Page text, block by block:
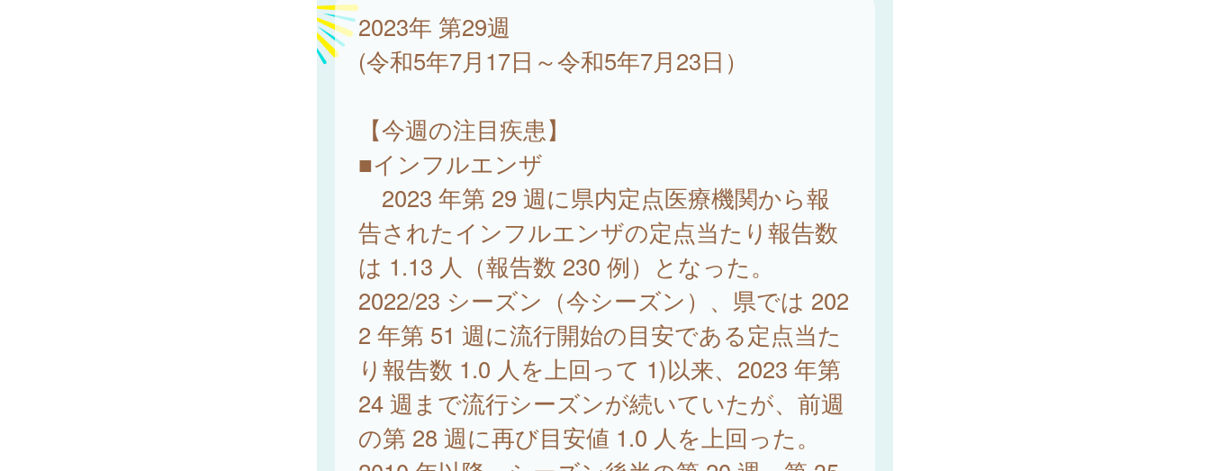
2023年 第29週
(令和5年7月17日～令和5年7月23日）
【今週の注目疾患】
■インフルエンザ
2023 年第 29 週に県内定点医療機関から報
告されたインフルエンザの定点当たり報告数
は 1.13 人（報告数 230 例）となった。
2022/23 シーズン（今シーズン）、県では 202
2 年第 51 週に流行開始の目安である定点当た
り報告数 1.0 人を上回って 1)以来、2023 年第
24 週まで流行シーズンが続いていたが、前週
の第 28 週に再び目安値 1.0 人を上回った。